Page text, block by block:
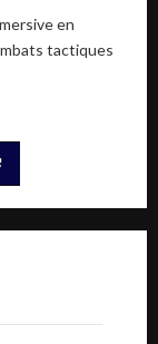
en
tactiques